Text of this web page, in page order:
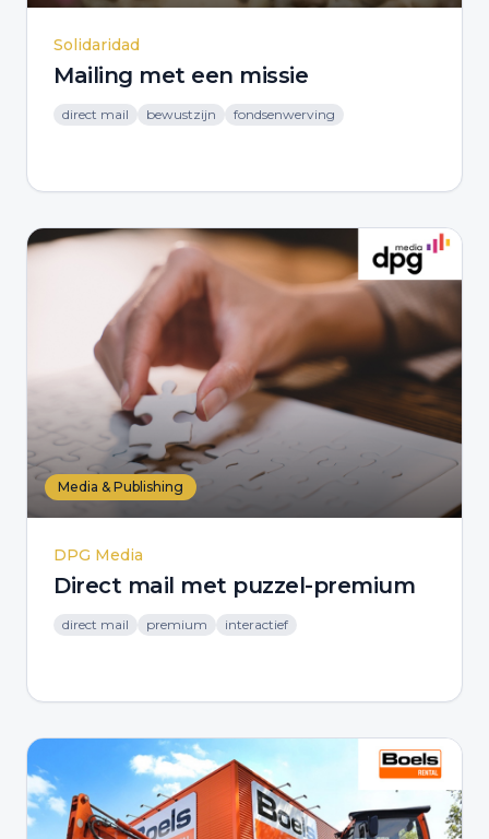
Solidaridad
Mailing met een missie
direct mail bewustzijn fondsenwerving
Media & Publishing
DPG Media
Direct mail met puzzel-premium
direct mail premium interactief